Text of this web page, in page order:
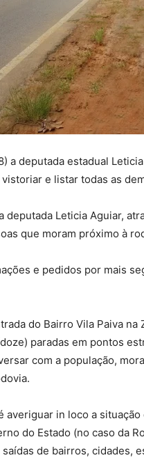
a deputada estadual
vistoriar e listar todas as
deputada Leticia Aguiar,
que moram próximo à
e pedidos por mais
do Bairro Vila Paiva
paradas em pontos
com a população,
averiguar in loco a
do Estado (no caso da
de bairros, cidades,